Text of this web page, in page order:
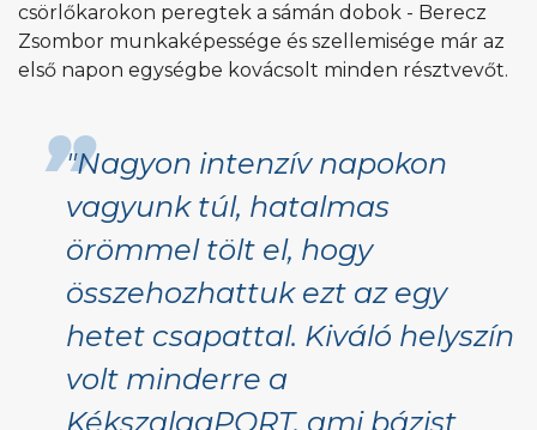
csörlőkarokon peregtek a sámán dobok - Berecz
Zsombor munkaképessége és szellemisége már az
első napon egységbe kovácsolt minden résztvevőt.
"Nagyon intenzív napokon
vagyunk túl, hatalmas
örömmel tölt el, hogy
összehozhattuk ezt az egy
hetet csapattal. Kiváló helyszín
volt minderre a
KékszalagPORT, ami bázist